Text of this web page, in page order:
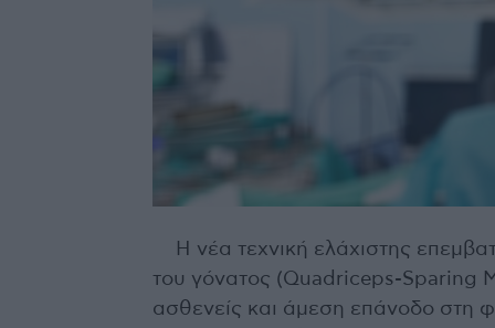
Η νέα τεχνική ελάχιστης
του γόνατος (Quadriceps-Sparing
ασθενείς και άμεση επάνοδο στη